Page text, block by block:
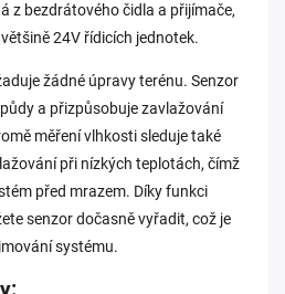
z bezdrátového čidla a přijímače,
24V řídicích jednotek.
žádné úpravy terénu. Senzor
a přizpůsobuje zavlažování
měření vlhkosti sleduje také
při nízkých teplotách, čímž
před mrazem. Díky funkci
senzor dočasně vyřadit, což je
systému.